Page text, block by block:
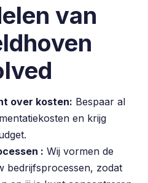
van
over kosten: Bespaar al
en krijg
: Wij vormen de
bedrijfsprocessen, zodat